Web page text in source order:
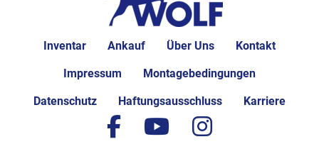
Inventar Ankauf Über Uns Kontakt
Impressum Montagebedingungen
Datenschutz Haftungsausschluss Karriere
facebook
youtubeinstagram